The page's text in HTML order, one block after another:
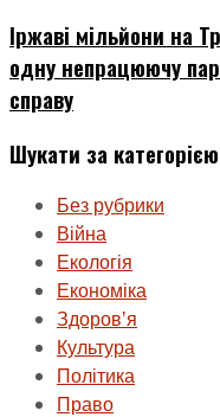
Іржаві мільйони на
одну непрацюючу
справу
Шукати за категорією
Без рубрики
Війна
Екологія
Економіка
Здоровʼя
Культура
Політика
Право